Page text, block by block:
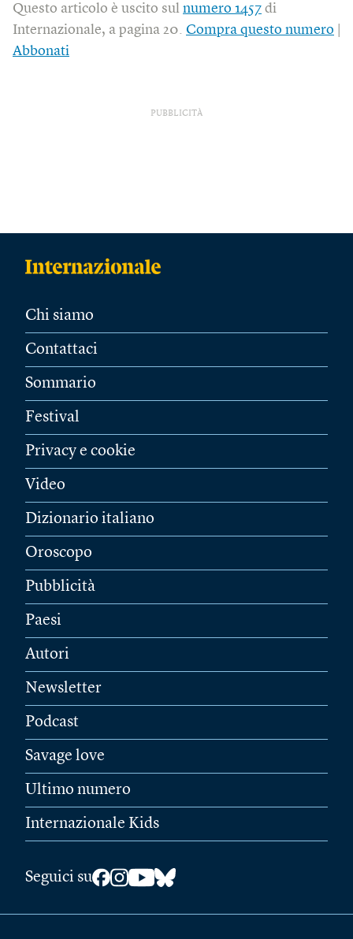
Questo articolo è uscito sul numero 1457 di
Internazionale, a pagina 20. Compra questo numero
Abbonati
PUBBLICITÀ
Chi siamo
Contattaci
Sommario
Festival
Privacy e cookie
Video
Dizionario italiano
Oroscopo
Pubblicità
Paesi
Autori
Newsletter
Podcast
Savage love
Ultimo numero
Internazionale Kids
Seguici su